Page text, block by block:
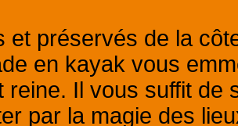
et préservés de la
en kayak vous
Il vous suffit de
par la magie des